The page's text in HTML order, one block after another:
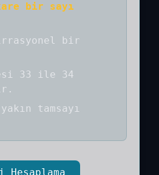
bir sayı
bir
33 ile 34
tamsayı
Hesaplama